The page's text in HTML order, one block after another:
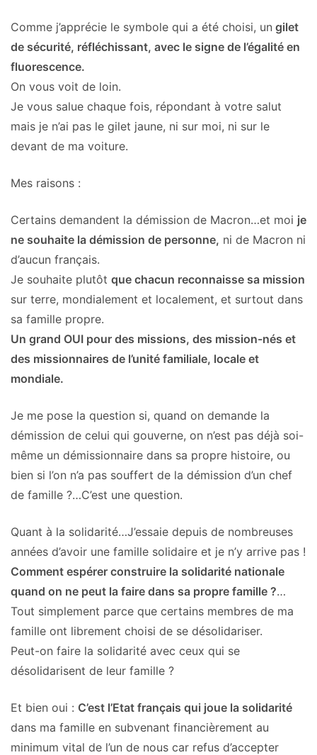
Comme j’apprécie le symbole qui a été choisi, un gilet
de sécurité, réfléchissant, avec le signe de l’égalité en
fluorescence.
On vous voit de loin.
Je vous salue chaque fois, répondant à votre salut
mais je n’ai pas le gilet jaune, ni sur moi, ni sur le
devant de ma voiture.
Mes raisons :
Certains demandent la démission de Macron…et moi je
ne souhaite la démission de personne, ni de Macron ni
d’aucun français.
Je souhaite plutôt que chacun reconnaisse sa mission
sur terre, mondialement et localement, et surtout dans
sa famille propre.
Un grand OUI pour des missions, des mission-nés et
des missionnaires de l’unité familiale, locale et
mondiale.
Je me pose la question si, quand on demande la
démission de celui qui gouverne, on n’est pas déjà soi-
même un démissionnaire dans sa propre histoire, ou
bien si l’on n’a pas souffert de la démission d’un chef
de famille ?…C’est une question.
Quant à la solidarité…J’essaie depuis de nombreuses
années d’avoir une famille solidaire et je n’y arrive pas !
Comment espérer construire la solidarité nationale
quand on ne peut la faire dans sa propre famille ?…
Tout simplement parce que certains membres de ma
famille ont librement choisi de se désolidariser.
Peut-on faire la solidarité avec ceux qui se
désolidarisent de leur famille ?
Et bien oui : C’est l’Etat français qui joue la solidarité
dans ma famille en subvenant financièrement au
minimum vital de l’un de nous car refus d’accepter